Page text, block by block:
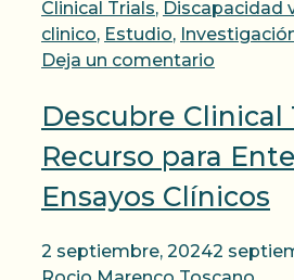
Clinical Trials, Discapacidad
clinico, Estudio,
Deja un comentario
Descubre Clinical
Recurso para
Ensayos Clínicos
2 septiembre, 20242